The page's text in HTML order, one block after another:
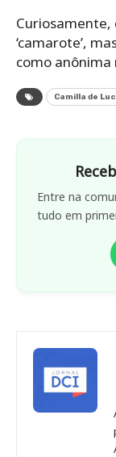
Curiosamente,
‘camarote’,
como anônima
Camilla de
Entre na
tudo em